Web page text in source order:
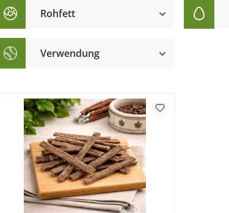
Rohfett
Verwendung